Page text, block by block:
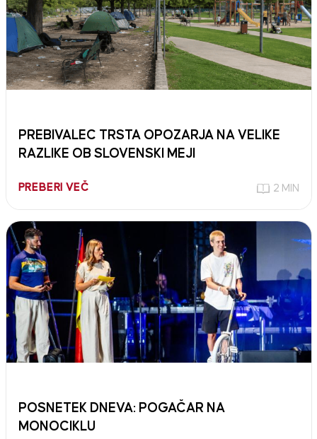
PREBIVALEC TRSTA OPOZARJA NA VELIKE
RAZLIKE OB SLOVENSKI MEJI
PREBERI VEČ 2 MIN
POSNETEK DNEVA: POGAČAR NA
MONOCIKLU